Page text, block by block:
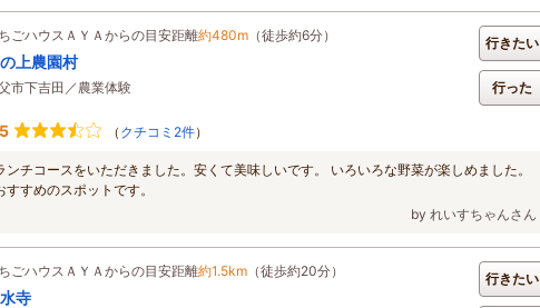
ごハウスＡＹＡからの目安距離約480m （徒歩約6分）
上農園村
市下吉田／農業体験
行きたい
行った
（ クチコミ2件）
ンチコースをいただきました。安くて美味しいです。 いろいろな野菜が楽しめました。
すすめのスポットです。
by れいすちゃんさん
ごハウスＡＹＡからの目安距離約1.5km （徒歩約20分）
寺
行きたい